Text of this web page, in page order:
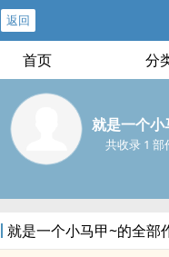
返回
首页 分
就是一个小
共收录 1 部
就是一个小马甲~的全部